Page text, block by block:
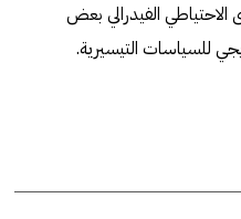
الفيدرالي بعض
للسياسات التيسيرية.